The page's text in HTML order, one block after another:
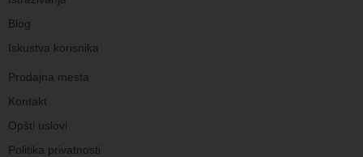
Blog
Iskustva korisnika
Prodajna mesta
Kontakt
Opšti uslovi
Politika privatnosti